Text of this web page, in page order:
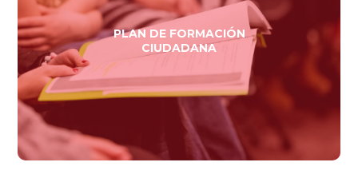
PLAN DE FORMACIÓN
CIUDADANA